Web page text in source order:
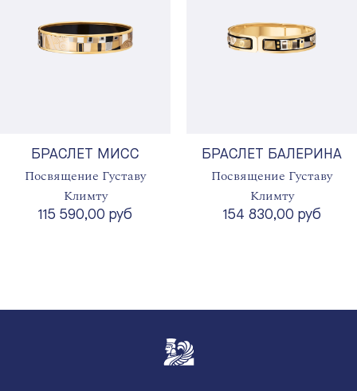
БРАСЛЕТ МИСС
Посвящение Густаву
Климту
115 590,00 руб
БРАСЛЕТ БАЛЕРИНА
Посвящение Густаву
Климту
154 830,00 руб